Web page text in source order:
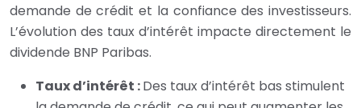
demande de crédit et la confiance des investisseurs.
L’évolution des taux d’intérêt impacte directement le
dividende BNP Paribas.
Taux d’intérêt :Des taux d’intérêt bas stimulent